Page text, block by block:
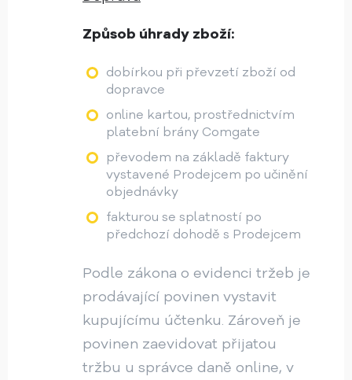
Způsob úhrady zboží:
dobírkou při převzetí zboží od
dopravce
online kartou, prostřednictvím
platební brány Comgate
převodem na základě faktury
vystavené Prodejcem po učinění
objednávky
fakturou se splatností po
předchozí dohodě s Prodejcem
Podle zákona o evidenci tržeb je
prodávající povinen vystavit
kupujícímu účtenku. Zároveň je
povinen zaevidovat přijatou
tržbu u správce daně online, v